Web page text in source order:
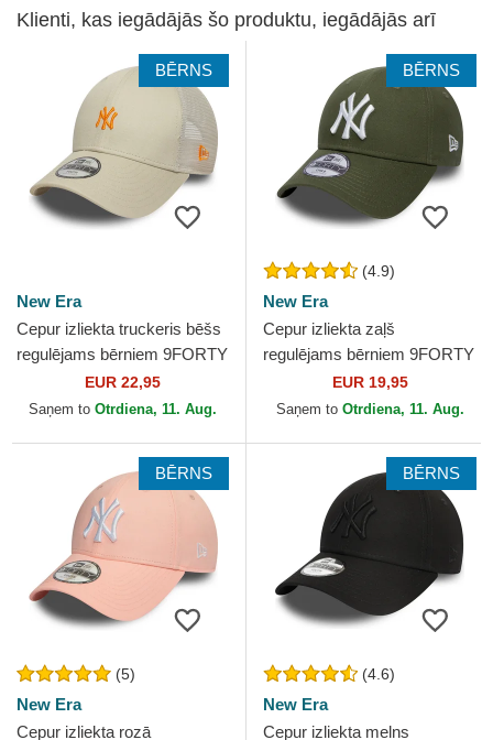
Klienti, kas iegādājās šo produktu, iegādājās arī
BĒRNS
New Era
Cepur izliekta truckeris bēšs
regulējams bērniem 9FORTY
Homefield no New York
Yankees MLB no New Era
EUR 22,95
Saņem to Otrdiena, 11. Aug.
BĒRNS
(4.9)
New Era
Cepur izliekta zaļš
regulējams bērniem 9FORTY
League Essential no New
York Yankees MLB no New
EUR 19,95
Saņem to Otrdiena, 11. Aug.
BĒRNS
(5)
New Era
Cepur izliekta rozā
BĒRNS
(4.6)
New Era
Cepur izliekta melns